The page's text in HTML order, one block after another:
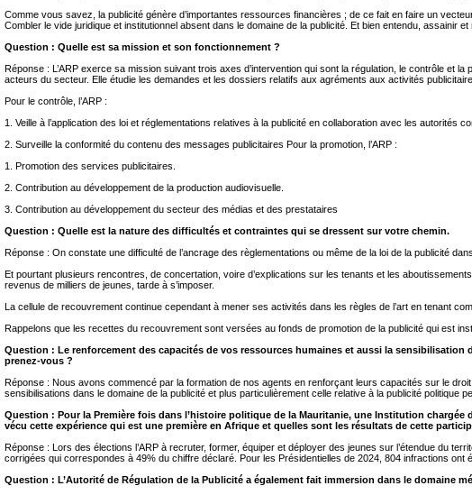
Comme vous savez, la publicité génère d’importantes ressources financières ; de ce fait en faire un
Combler le vide juridique et institutionnel absent dans le domaine de la publicité. Et bien entendu, assainir
Question : Quelle est sa mission et son fonctionnement ?
Réponse : L’ARP exerce sa mission suivant trois axes d’intervention qui sont la régulation, le contrôle et
acteurs du secteur. Elle étudie les demandes et les dossiers relatifs aux agréments aux activités
Pour le contrôle, l’ARP :
1. Veille à l’application des loi et réglementations relatives à la publicité en collaboration avec les autorités
2. Surveille la conformité du contenu des messages publicitaires Pour la promotion, l’ARP :
1. Promotion des services publicitaires.
2. Contribution au développement de la production audiovisuelle.
3. Contribution au développement du secteur des médias et des prestataires
Question : Quelle est la nature des difficultés et contraintes qui se dressent sur votre chemin.
Réponse : On constate une difficulté de l’ancrage des règlementations ou même de la loi de la publicité
Et pourtant plusieurs rencontres, de concertation, voire d’explications sur les tenants et les
revenus de milliers de jeunes, tarde à s’imposer.
La cellule de recouvrement continue cependant à mener ses activités dans les règles de l’art en tenant
Rappelons que les recettes du recouvrement sont versées au fonds de promotion de la publicité qui est
Question : Le renforcement des capacités de vos ressources humaines et aussi la
prenez-vous ?
Réponse : Nous avons commencé par la formation de nos agents en renforçant leurs capacités sur le
sensibilisations dans le domaine de la publicité et plus particulièrement celle relative à la publicité politique
Question : Pour la Première fois dans l’histoire politique de la Mauritanie, une Institution
vécu cette expérience qui est une première en Afrique et quelles sont les résultats de cette
Réponse : Lors des élections l’ARP à recruter, former, équiper et déployer des jeunes sur l’étendue du
corrigées qui correspondes à 49% du chiffre déclaré. Pour les Présidentielles de 2024, 804 infractions ont
Question : L’Autorité de Régulation de la Publicité a également fait immersion dans le domaine